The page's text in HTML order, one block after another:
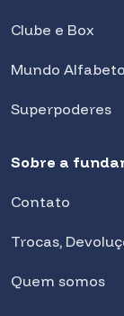
Clube e Box
Mundo Alfabeto
Superpoderes
Sobre a
Contato
Trocas,
Quem somos